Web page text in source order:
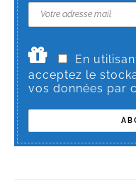
En
acceptez le
vos données par